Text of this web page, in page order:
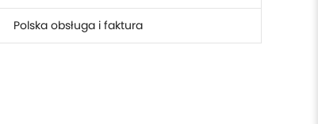
Polska obsługa i faktura